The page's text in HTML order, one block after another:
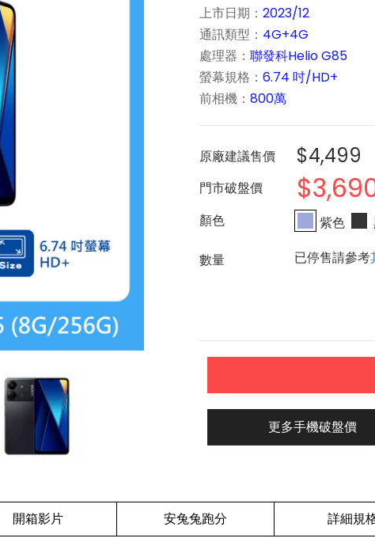
上市日期： 2023/12
通訊類型： 4G+4G
處理器： 聯發科Helio G85
螢幕規格： 6.74 吋/HD+
前相機： 800萬
原廠建議售價 $4,499
門市破盤價
紫色
已停售請參考
更多手機破盤價
開箱影片 安兔兔跑分 詳細規